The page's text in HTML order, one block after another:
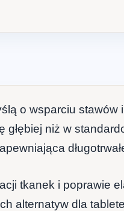
o wsparciu
niż w
tkanek i poprawie
alternatyw dla